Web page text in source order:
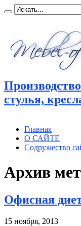
стулья,
Главная
О САЙТЕ
Содружество
Архив
Офисная
15 ноября, 2013